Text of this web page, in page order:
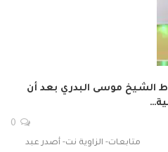
الشيخ موسى البدري بعد أن
متابعات- الزاوية نت- أصدر عبد